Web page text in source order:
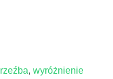
rzeźba, wyróżnienie